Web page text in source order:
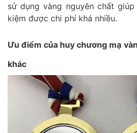
sử dụng vàng nguyên chất
kiệm được chi phí khá nhiều.
Ưu điểm của huy chương mạ
khác